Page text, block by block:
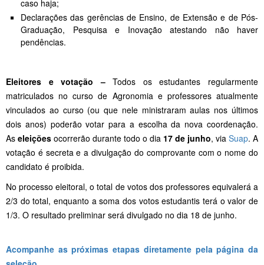
caso haja;
Declarações das gerências de Ensino, de Extensão e de Pós-
Graduação, Pesquisa e Inovação atestando não haver
pendências.
Eleitores e votação –Todos os estudantes regularmente
matriculados no curso de Agronomia e professores atualmente
vinculados ao curso (ou que nele ministraram aulas nos últimos
dois anos) poderão votar para a escolha da nova coordenação.
As eleições ocorrerão durante todo o dia 17 de junho, via Suap. A
votação é secreta e a divulgação do comprovante com o nome do
candidato é proibida.
No processo eleitoral, o total de votos dos professores equivalerá a
2/3 do total, enquanto a soma dos votos estudantis terá o valor de
1/3. O resultado preliminar será divulgado no dia 18 de junho.
Acompanhe as próximas etapas diretamente pela página da